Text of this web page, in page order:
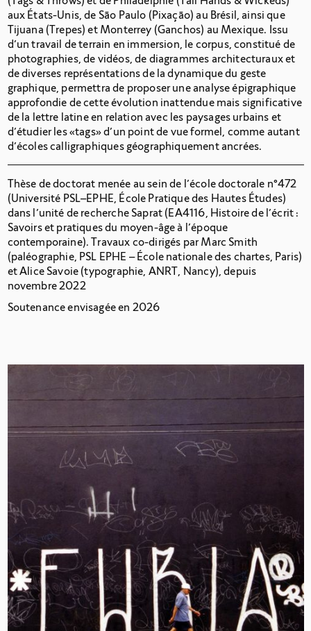
aux États-Unis, de São Paulo (Pixação) au Brésil, ainsi que
Tijuana (Trepes) et Monterrey (Ganchos) au Mexique. Issu
d’un travail de terrain en immersion, le corpus, constitué de
photographies, de vidéos, de diagrammes architecturaux et
de diverses représentations de la dynamique du geste
graphique, permettra de proposer une analyse épigraphique
approfondie de cette évolution inattendue mais significative
de la lettre latine en relation avec les paysages urbains et
d’étudier les «tags» d’un point de vue formel, comme autant
d’écoles calligraphiques géographiquement ancrées.
Thèse de doctorat menée au sein de l’école doctorale n°472
(Université PSL–EPHE, École Pratique des Hautes Études)
dans l’unité de recherche Saprat (EA4116, Histoire de l’écrit :
Savoirs et pratiques du moyen-âge à l’époque
contemporaine). Travaux co-dirigés par Marc Smith
(paléographie, PSL EPHE – École nationale des chartes, Paris)
et Alice Savoie (typographie, ANRT, Nancy), depuis
novembre 2022
Soutenance envisagée en 2026